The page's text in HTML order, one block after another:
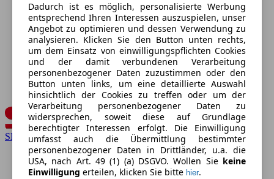
SEAT
Dadurch ist es möglich, personalisierte Werbung
entsprechend Ihren Interessen auszuspielen, unser
Angebot zu optimieren und dessen Verwendung zu
analysieren. Klicken Sie den Button unten rechts,
um dem Einsatz von einwilligungspflichten Cookies
und der damit verbundenen Verarbeitung
personenbezogener Daten zuzustimmen oder den
Button unten links, um eine detaillierte Auswahl
hinsichtlich der Cookies zu treffen oder um der
Verarbeitung personenbezogener Daten zu
widersprechen, soweit diese auf Grundlage
berechtigter Interessen erfolgt. Die Einwilligung
umfasst auch die Übermittlung bestimmter
personenbezogener Daten in Drittländer, u.a. die
USA, nach Art. 49 (1) (a) DSGVO. Wollen Sie keine
Einwilligung erteilen, klicken Sie bitte hier.